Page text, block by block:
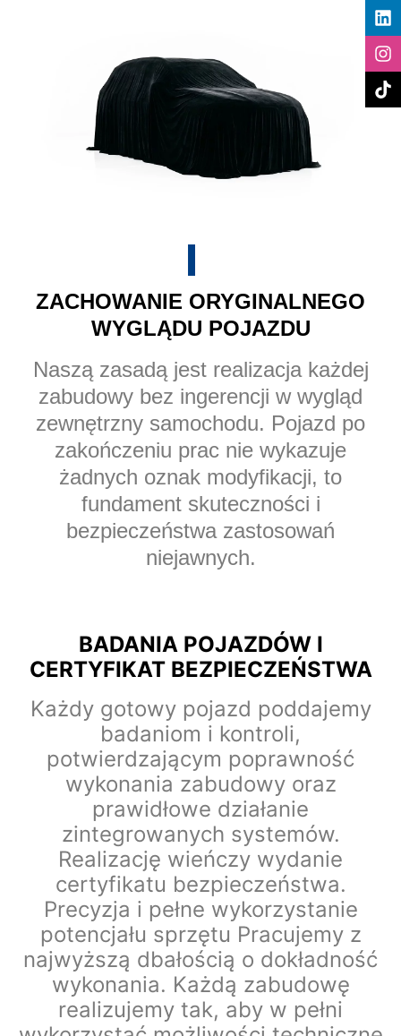
ZACHOWANIE ORYGINALNEGO
WYGLĄDU POJAZDU
Naszą zasadą jest realizacja każdej
zabudowy bez ingerencji w wygląd
zewnętrzny samochodu. Pojazd po
zakończeniu prac nie wykazuje
żadnych oznak modyfikacji, to
fundament skuteczności i
bezpieczeństwa zastosowań
niejawnych.
BADANIA POJAZDÓW I
CERTYFIKAT BEZPIECZEŃSTWA
Każdy gotowy pojazd poddajemy
badaniom i kontroli,
potwierdzającym poprawność
wykonania zabudowy oraz
prawidłowe działanie
zintegrowanych systemów.
Realizację wieńczy wydanie
certyfikatu bezpieczeństwa.
Precyzja i pełne wykorzystanie
potencjału sprzętu Pracujemy z
najwyższą dbałością o dokładność
wykonania. Każdą zabudowę
realizujemy tak, aby w pełni